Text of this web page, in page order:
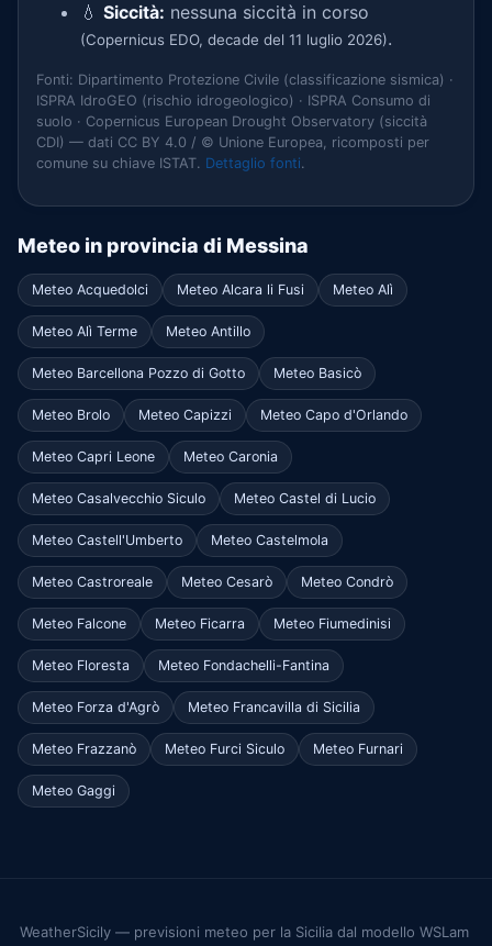
💧 Siccità: nessuna siccità in corso
(Copernicus EDO, decade del 11 luglio 2026).
Fonti: Dipartimento Protezione Civile (classificazione sismica) ·
ISPRA IdroGEO (rischio idrogeologico) · ISPRA Consumo di
suolo · Copernicus European Drought Observatory (siccità
CDI) — dati CC BY 4.0 / © Unione Europea, ricomposti per
comune su chiave ISTAT. Dettaglio fonti.
Meteo in provincia di Messina
Meteo Acquedolci Meteo Alcara li Fusi Meteo Alì
Meteo Alì Terme Meteo Antillo
Meteo Barcellona Pozzo di Gotto Meteo Basicò
Meteo Brolo Meteo Capizzi Meteo Capo d'Orlando
Meteo Capri Leone Meteo Caronia
Meteo Casalvecchio Siculo Meteo Castel di Lucio
Meteo Castell'Umberto Meteo Castelmola
Meteo Castroreale Meteo Cesarò Meteo Condrò
Meteo Falcone Meteo Ficarra Meteo Fiumedinisi
Meteo Floresta Meteo Fondachelli-Fantina
Meteo Forza d'Agrò Meteo Francavilla di Sicilia
Meteo Frazzanò Meteo Furci Siculo Meteo Furnari
Meteo Gaggi
WeatherSicily — previsioni meteo per la Sicilia dal modello WSLam